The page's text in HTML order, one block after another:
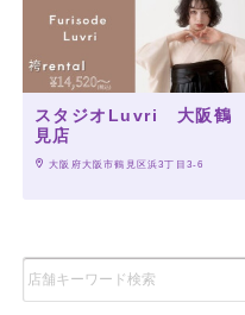
スタジオLuvri 大阪鶴
見店
大阪府大阪市鶴見区浜3丁目3-6